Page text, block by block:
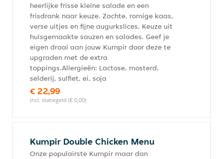
heerlijke frisse kleine salade en een
frisdrank naar keuze. Zachte, romige kaas,
verse uitjes en fijne augurkslices. Keuze uit
huisgemaakte sauzen en salades. Geef je
eigen draai aan jouw Kumpir door deze te
upgraden met de extra
toppings.Allergieën: Lactose, mosterd,
selderij, sulfiet, ei, soja
€ 22,99
incl. statiegeld (€ 0,00)
Kumpir Double Chicken Menu
Onze populairste Kumpir maar dan